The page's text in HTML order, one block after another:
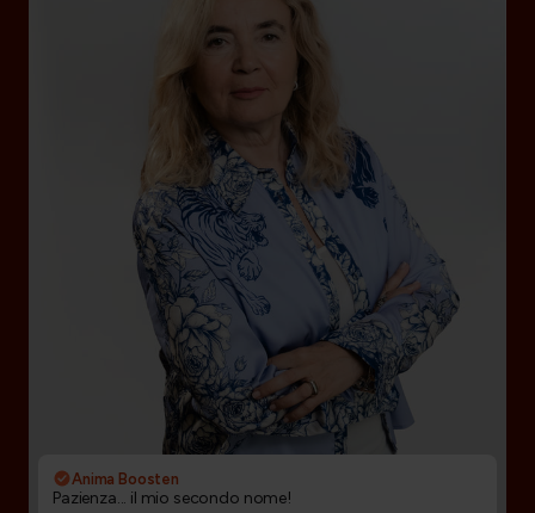
Anima Boosten
Pazienza... il mio secondo nome!